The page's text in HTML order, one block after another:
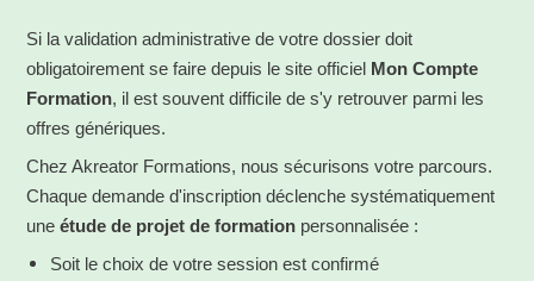
Si la validation administrative de votre dossier doit
obligatoirement se faire depuis le site officiel Mon Compte
Formation, il est souvent difficile de s'y retrouver parmi les
offres génériques.
Chez Akreator Formations, nous sécurisons votre parcours.
Chaque demande d'inscription déclenche systématiquement
une étude de projet de formation personnalisée :
Soit le choix de votre session est confirmé